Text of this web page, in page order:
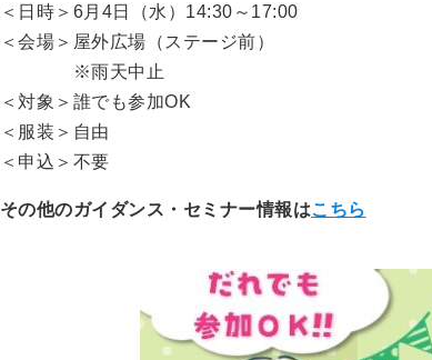
＜日時＞6月4日（水）14:30～17:00
＜会場＞屋外広場（ステージ前）
※雨天中止
＜対象＞誰でも参加OK
＜服装＞自由
＜申込＞不要
その他のガイダンス・セミナー情報はこちら